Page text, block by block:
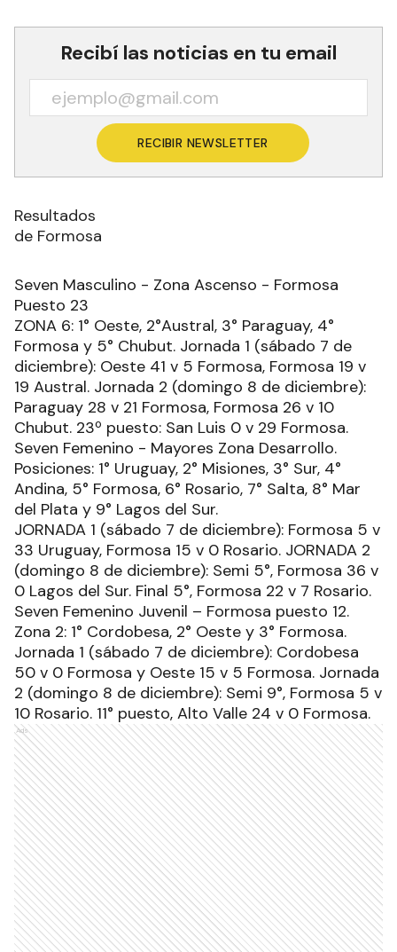
Recibí las noticias en tu email
RECIBIR NEWSLETTER
Resultados
de Formosa
Seven Masculino - Zona Ascenso - Formosa
Puesto 23
ZONA 6: 1° Oeste, 2°Austral, 3° Paraguay, 4°
Formosa y 5° Chubut. Jornada 1 (sábado 7 de
diciembre): Oeste 41 v 5 Formosa, Formosa 19 v
19 Austral. Jornada 2 (domingo 8 de diciembre):
Paraguay 28 v 21 Formosa, Formosa 26 v 10
Chubut. 23º puesto: San Luis 0 v 29 Formosa.
Seven Femenino - Mayores Zona Desarrollo.
Posiciones: 1° Uruguay, 2° Misiones, 3° Sur, 4°
Andina, 5° Formosa, 6° Rosario, 7° Salta, 8° Mar
del Plata y 9° Lagos del Sur.
JORNADA 1 (sábado 7 de diciembre): Formosa 5 v
33 Uruguay, Formosa 15 v 0 Rosario. JORNADA 2
(domingo 8 de diciembre): Semi 5°, Formosa 36 v
0 Lagos del Sur. Final 5°, Formosa 22 v 7 Rosario.
Seven Femenino Juvenil – Formosa puesto 12.
Zona 2: 1° Cordobesa, 2° Oeste y 3° Formosa.
Jornada 1 (sábado 7 de diciembre): Cordobesa
50 v 0 Formosa y Oeste 15 v 5 Formosa. Jornada
2 (domingo 8 de diciembre): Semi 9°, Formosa 5 v
10 Rosario. 11° puesto, Alto Valle 24 v 0 Formosa.
Ads